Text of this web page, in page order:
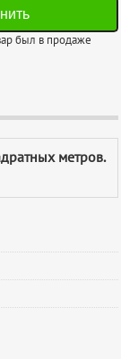
был в продаже
метров.